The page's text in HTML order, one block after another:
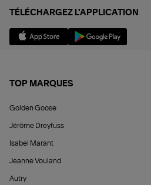
TÉLÉCHARGEZ L'APPLICATION
TOP MARQUES
Golden Goose
Jérôme Dreyfuss
Isabel Marant
Jeanne Vouland
Autry